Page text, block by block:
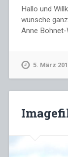
Hallo und
wünsche
Anne Bohnet-
5. März